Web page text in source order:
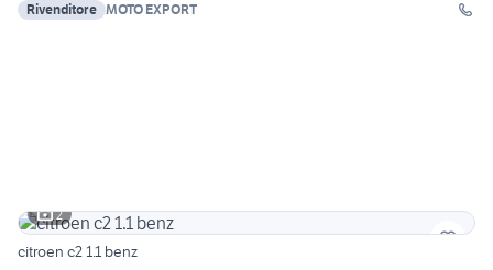
Rivenditore MOTO EXPORT
2
citroen c2 1.1 benz